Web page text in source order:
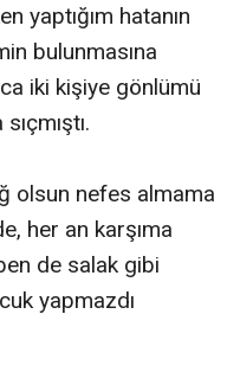
yaptığım hatanın
bulunmasına
iki kişiye gönlümü
olsun nefes almama
her an karşıma
de salak gibi
yapmazdı